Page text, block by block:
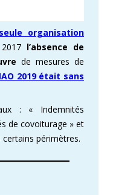
organisation
l’absence de
de mesures de
2019 était sans
: « Indemnités
de covoiturage » et
périmètres.